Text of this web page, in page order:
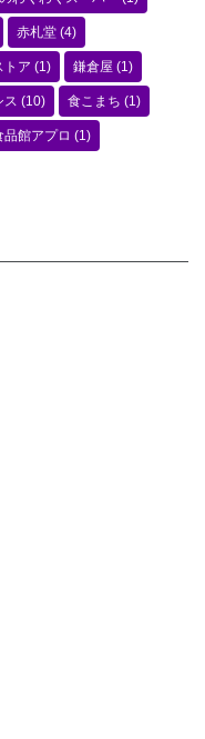
赤札堂 (4)
トア (1) 鎌倉屋 (1)
ス (10) 食こまち (1)
品館アプロ (1)